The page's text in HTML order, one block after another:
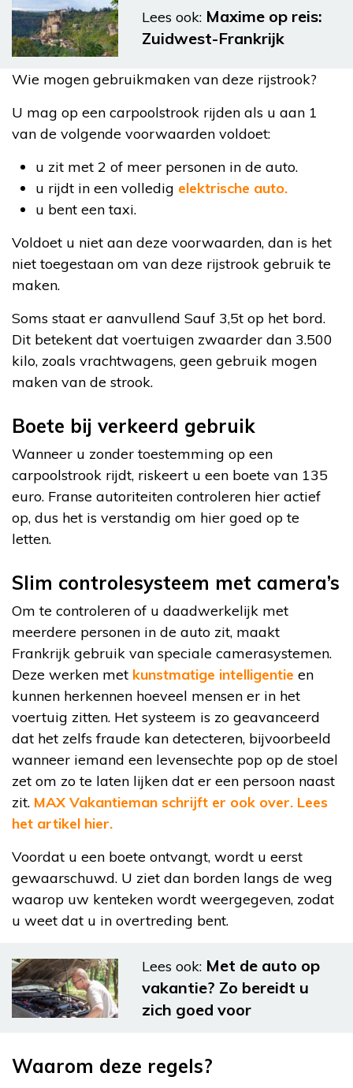
Lees ook: Maxime op reis:
Zuidwest-Frankrijk
Wie mogen gebruikmaken van deze rijstrook?
U mag op een carpoolstrook rijden als u aan 1
van de volgende voorwaarden voldoet:
u zit met 2 of meer personen in de auto.
u rijdt in een volledig elektrische auto.
u bent een taxi.
Voldoet u niet aan deze voorwaarden, dan is het
niet toegestaan om van deze rijstrook gebruik te
maken.
Soms staat er aanvullend Sauf 3,5t op het bord.
Dit betekent dat voertuigen zwaarder dan 3.500
kilo, zoals vrachtwagens, geen gebruik mogen
maken van de strook.
Boete bij verkeerd gebruik
Wanneer u zonder toestemming op een
carpoolstrook rijdt, riskeert u een boete van 135
euro. Franse autoriteiten controleren hier actief
op, dus het is verstandig om hier goed op te
letten.
Slim controlesysteem met camera’s
Om te controleren of u daadwerkelijk met
meerdere personen in de auto zit, maakt
Frankrijk gebruik van speciale camerasystemen.
Deze werken met kunstmatige intelligentie en
kunnen herkennen hoeveel mensen er in het
voertuig zitten. Het systeem is zo geavanceerd
dat het zelfs fraude kan detecteren, bijvoorbeeld
wanneer iemand een levensechte pop op de stoel
zet om zo te laten lijken dat er een persoon naast
zit. MAX Vakantieman schrijft er ook over. Lees
het artikel hier.
Voordat u een boete ontvangt, wordt u eerst
gewaarschuwd. U ziet dan borden langs de weg
waarop uw kenteken wordt weergegeven, zodat
u weet dat u in overtreding bent.
Lees ook: Met de auto op
vakantie? Zo bereidt u
zich goed voor
Waarom deze regels?